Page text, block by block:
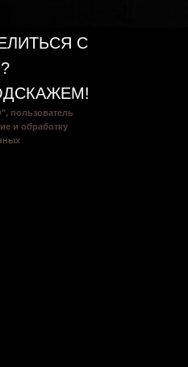
С
пользователь
и обработку